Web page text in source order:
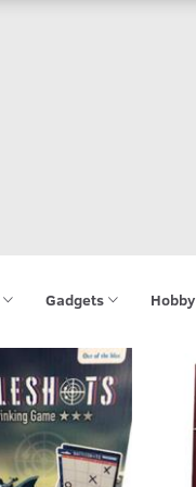
Gadgets Hobby